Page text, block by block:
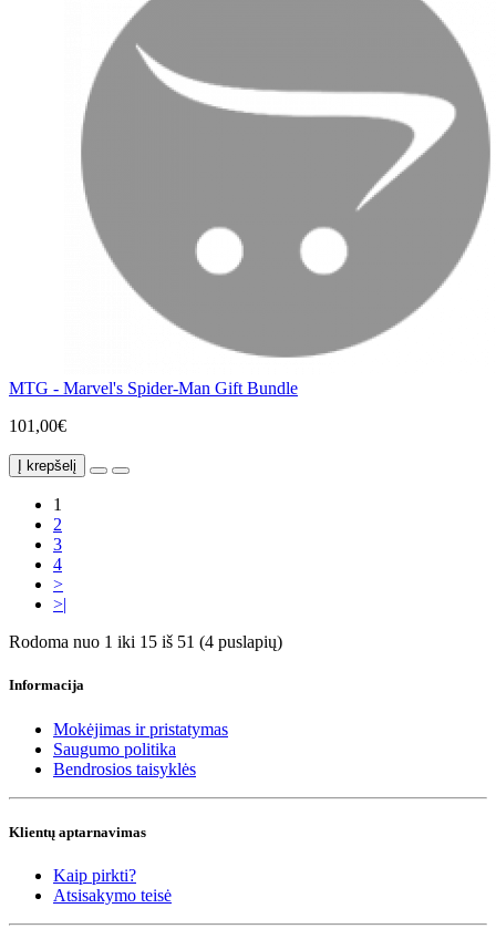
MTG - Marvel's Spider-Man Gift Bundle
101,00€
Į krepšelį
1
2
3
4
>
>|
Rodoma nuo 1 iki 15 iš 51 (4 puslapių)
Informacija
Mokėjimas ir pristatymas
Saugumo politika
Bendrosios taisyklės
Klientų aptarnavimas
Kaip pirkti?
Atsisakymo teisė